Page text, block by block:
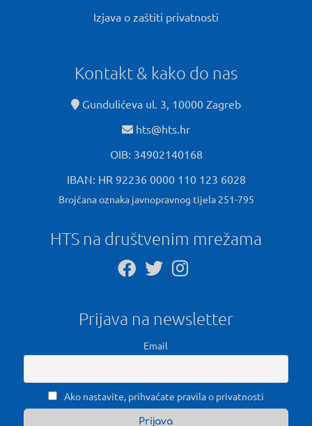
Izjava o zaštiti privatnosti
Kontakt & kako do nas
Gundulićeva ul. 3, 10000 Zagreb
hts@hts.hr
OIB: 34902140168
IBAN: HR 92236 0000 110 123 6028
Brojčana oznaka javnopravnog tijela 251-795
HTS na društvenim mrežama
Prijava na newsletter
Email
Ako nastavite, prihvaćate pravila o privatnosti